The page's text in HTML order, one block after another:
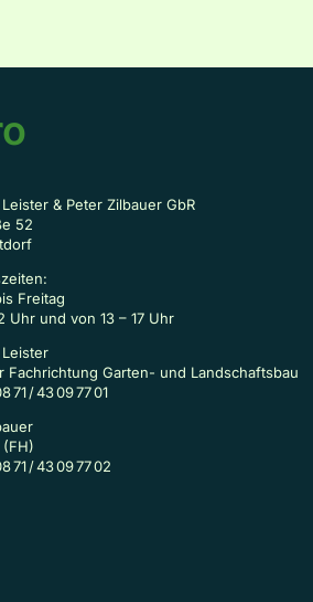
& Peter Zilbauer GbR
52
Freitag
Uhr und von 13 – 17 Uhr
Fachrichtung Garten- und Landschaftsbau
71 / 43 09 77 01
71 / 43 09 77 02